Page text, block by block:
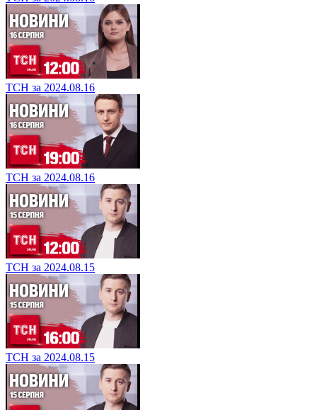
ТСН за 2024.08.16
ТСН за 2024.08.16
ТСН за 2024.08.15
ТСН за 2024.08.15